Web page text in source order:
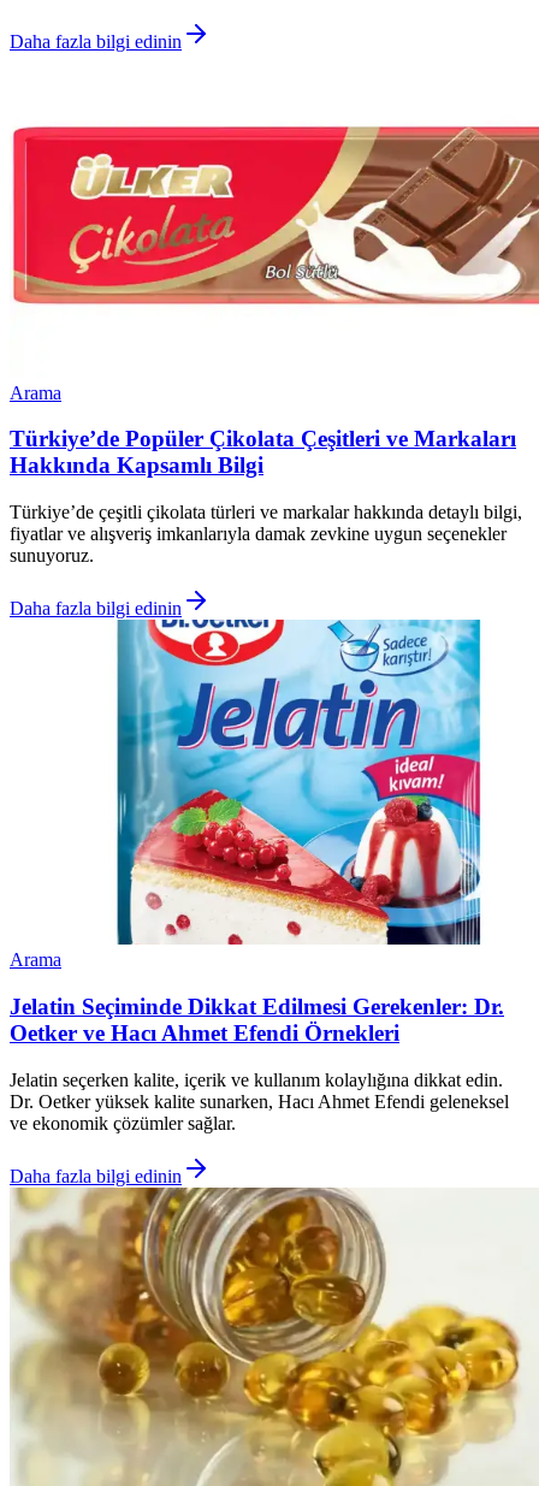
Daha fazla bilgi edinin
Arama
Türkiye’de Popüler Çikolata Çeşitleri ve Markaları
Hakkında Kapsamlı Bilgi
Türkiye’de çeşitli çikolata türleri ve markalar hakkında detaylı bilgi,
fiyatlar ve alışveriş imkanlarıyla damak zevkine uygun seçenekler
sunuyoruz.
Daha fazla bilgi edinin
Arama
Jelatin Seçiminde Dikkat Edilmesi Gerekenler: Dr.
Oetker ve Hacı Ahmet Efendi Örnekleri
Jelatin seçerken kalite, içerik ve kullanım kolaylığına dikkat edin.
Dr. Oetker yüksek kalite sunarken, Hacı Ahmet Efendi geleneksel
ve ekonomik çözümler sağlar.
Daha fazla bilgi edinin